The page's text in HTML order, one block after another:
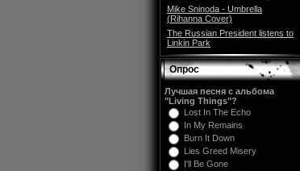
Mike Sninoda - Umbrella
(Rihanna Cover)
The Russian President listens to
Linkin Park
Опрос
Лучшая песня с альбома
"Living Things"?
Lost In The Echo
In My Remains
Burn It Down
Lies Greed Misery
I'll Be Gone